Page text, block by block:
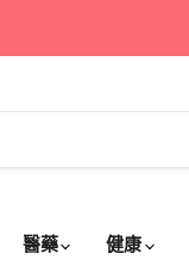
醫藥 健康